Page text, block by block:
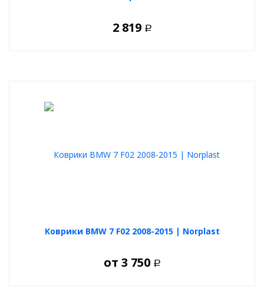
2 819 Р
Коврики BMW 7 F02 2008-2015 | Norplast
от 3 750 Р